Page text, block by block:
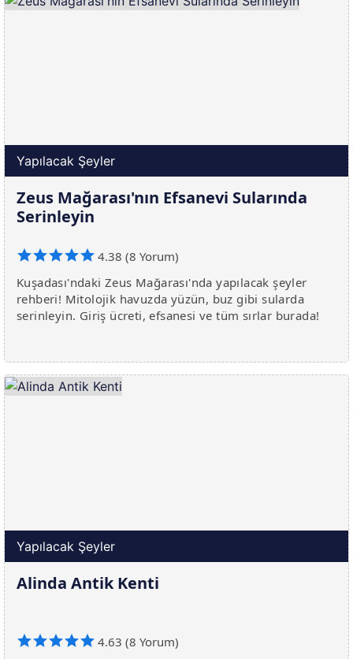
Yapılacak Şeyler
Zeus Mağarası'nın Efsanevi Sularında
Serinleyin
4.38 (8 Yorum)
Kuşadası'ndaki Zeus Mağarası'nda yapılacak şeyler
rehberi! Mitolojik havuzda yüzün, buz gibi sularda
serinleyin. Giriş ücreti, efsanesi ve tüm sırlar burada!
Yapılacak Şeyler
Alinda Antik Kenti
4.63 (8 Yorum)